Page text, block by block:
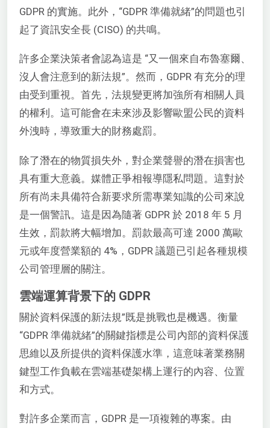
GDPR 的實施。此外，“GDPR 準備就緒”的問題也引
起了資訊安全長 (CISO) 的共鳴。
許多企業決策者會認為這是 “又一個來自布魯塞爾、
沒人會注意到的新法規”。然而，GDPR 有充分的理
由受到重視。首先，法規變更將加強所有相關人員
的權利。這可能會在未來涉及影響歐盟公民的資料
外洩時，導致重大的財務處罰。
除了潛在的物質損失外，對企業聲譽的潛在損害也
具有重大意義。媒體正爭相報導隱私問題。這對於
所有尚未具備符合新要求所需專業知識的公司來說
是一個警訊。這是因為隨著 GDPR 於 2018 年 5 月
生效，罰款將大幅增加。罰款最高可達 2000 萬歐
元或年度營業額的 4%，GDPR 議題已引起各種規模
公司管理層的關注。
雲端運算背景下的 GDPR
關於資料保護的新法規”既是挑戰也是機遇。衡量
“GDPR 準備就緒”的關鍵指標是公司內部的資料保護
思維以及所提供的資料保護水準，這意味著業務關
鍵型工作負載在雲端基礎架構上運行的內容、位置
和方式。
對許多企業而言，GDPR 是一項複雜的專案。由